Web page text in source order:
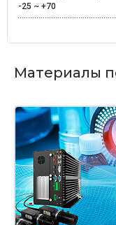
-25 ~ +70
Материалы